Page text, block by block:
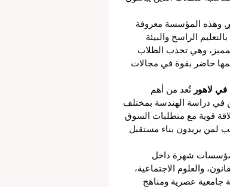
. وهذه المؤسسة معروفة
الراسخ والبيئة
وهي تجذب الطلاب
حاضر بقوة في مجالات
في لاهور تُعد من أهم
في دراسة الهندسة بمختلف
قوية مع متطلبات السوق
لمن يريدون بناء مستقبل
شهرة داخل
والعلوم الاجتماعية،
جامعية عصرية ومناهج